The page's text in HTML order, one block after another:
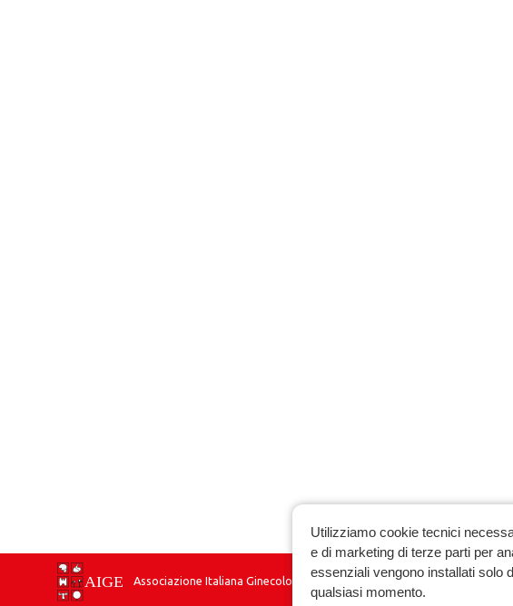
Associazione Italiana Ginecologia Endocrinologica
Utilizziamo cookie tecnici
e di marketing di terze parti per
essenziali vengono installati solo
qualsiasi momento.